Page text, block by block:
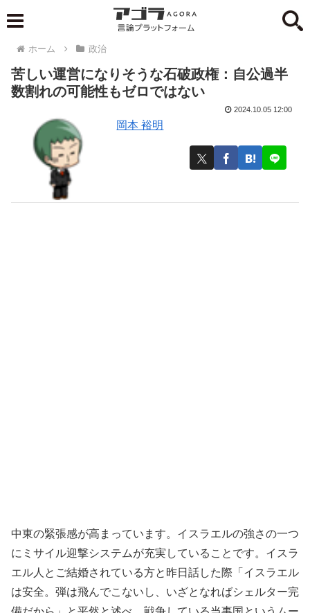
ホーム 政治
苦しい運営になりそうな石破政権：自公過半
数割れの可能性もゼロではない
岡本 裕明
2024.10.05 12:00
中東の緊張感が高まっています。イスラエルの強さの一つ
にミサイル迎撃システムが充実していることです。イスラ
エル人とご結婚されている方と昨日話した際「イスラエル
は安全。弾は飛んでこないし、いざとなればシェルター完